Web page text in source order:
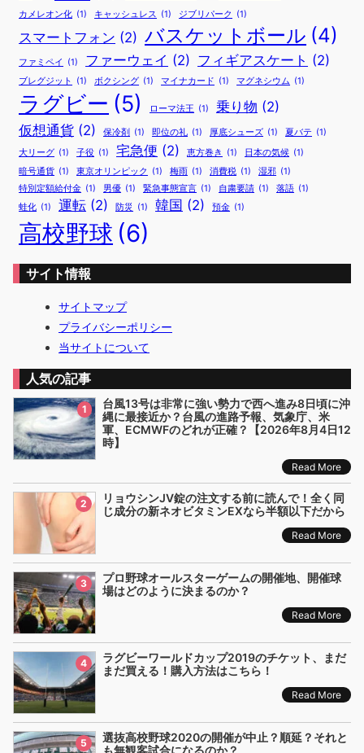
カメレオン化 (1) キャッシュレス (1) ジブリパーク (1)
スマートフォン (2) バスケットボール (4)
ファミペイ (1) ファーウェイ (2) フィギアスケート (2)
ブレグジット (1) ボクシング (1) マイナカード (1) マグネシウム (1)
ラグビー (5) ローマ法王 (1) 乗り物 (2)
仮想通貨 (2) 保冷剤 (1) 即位の礼 (1) 厚底シューズ (1) 夏バテ (1)
大リーグ (1) 子役 (1) 宅急便 (2) 恵方巻き (1) 日本の気候 (1)
暗号通貨 (1) 東京オリンピック (1) 梅雨 (1) 消費税 (1) 湿邪 (1)
特別定額給付金 (1) 男優 (1) 緊急事態宣言 (1) 自粛要請 (1) 落語 (1)
蛙化 (1) 運転 (2) 防災 (1) 韓国 (2) 預金 (1)
高校野球 (6)
サイト情報
サイトマップ
プライバシーポリシー
当サイトについて
人気の記事
1
台風13号は非常に強い勢力で西へ進み8日頃に沖
縄に最接近か？台風の進路予報、気象庁、米
軍、ECMWFのどれが正確？【2026年8月4日12
時】
Read More
2
リョウシンJV錠の注文する前に読んで！全く同
じ成分の新ネオビタミンEXなら半額以下だから
Read More
3
プロ野球オールスターゲームの開催地、開催球
場はどのように決まるのか？
Read More
4
ラグビーワールドカップ2019のチケット、まだ
まだ買える！購入方法はこちら！
Read More
5
選抜高校野球2020の開催が中止？順延？それと
も無観客試合になるのか？